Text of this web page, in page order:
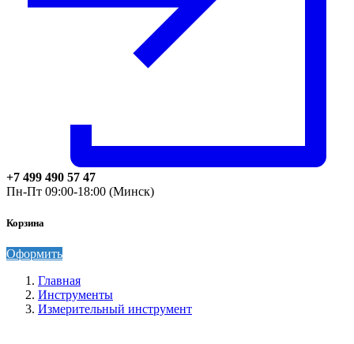
+7 499 490 57 47
Пн-Пт 09:00-18:00 (Минск)
Корзина
Оформить
Главная
Инструменты
Измерительный инструмент